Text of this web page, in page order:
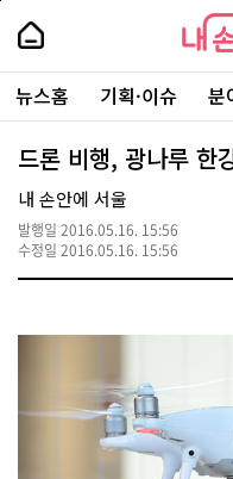
본
로
가
내
손
안
에
서
울
-
서
울
시
대
표
소
털
내
손
에
울
주
요
서
뉴스홈 기획·이슈 분
드론 비행, 광나루 한
내 손안에 서울
발행일 2016.05.16. 15:56
수정일 2016.05.16. 15:56
페
상
단
로